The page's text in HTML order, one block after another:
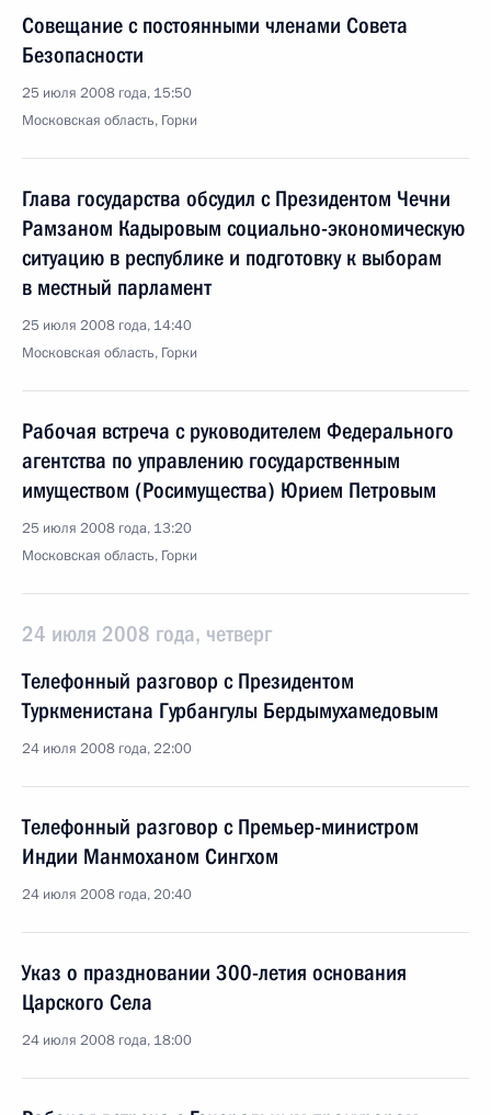
Совещание с постоянными членами Совета
Безопасности
25 июля 2008 года, 15:50
Московская область, Горки
Глава государства обсудил с Президентом Чечни
Рамзаном Кадыровым социально-экономическую
ситуацию в республике и подготовку к выборам
в местный парламент
25 июля 2008 года, 14:40
Московская область, Горки
Рабочая встреча с руководителем Федерального
агентства по управлению государственным
имуществом (Росимущества) Юрием Петровым
25 июля 2008 года, 13:20
Московская область, Горки
24 июля 2008 года, четверг
Телефонный разговор с Президентом
Туркменистана Гурбангулы Бердымухамедовым
24 июля 2008 года, 22:00
Телефонный разговор с Премьер-министром
Индии Манмоханом Сингхом
24 июля 2008 года, 20:40
Указ о праздновании 300-летия основания
Царского Села
24 июля 2008 года, 18:00